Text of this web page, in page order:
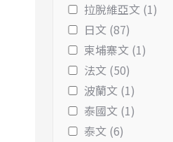
拉脫維亞文 (1)
日文 (87)
柬埔寨文 (1)
法文 (50)
波蘭文 (1)
泰國文 (1)
泰文 (6)